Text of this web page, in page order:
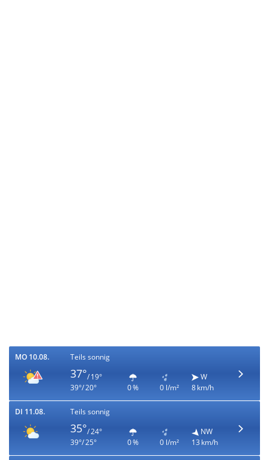
MO 10.08. Teils sonnig
37°/ 19°
39°/ 20°
0 % 0 l/m²
W
8 km/h
DI 11.08. Teils sonnig
35°/ 24°
39°/ 25°
0 % 0 l/m²
NW
13 km/h